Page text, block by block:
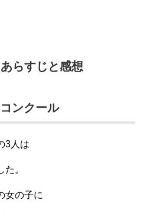
らすじと感想
ンクール
3人は
。
女の子に